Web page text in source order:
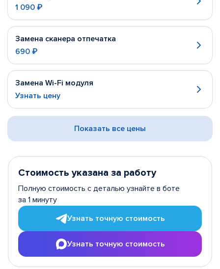
1 090 ₽
Замена сканера отпечатка
690 ₽
Замена Wi-Fi модуля
Узнать цену
Показать все цены
Стоимость указана за работу
Полную стоимость с деталью узнайте в боте
за 1 минуту
Узнать точную стоимость
Узнать точную стоимость